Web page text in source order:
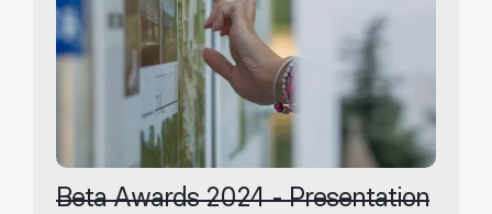
Beta Awards 2024 - Presentation